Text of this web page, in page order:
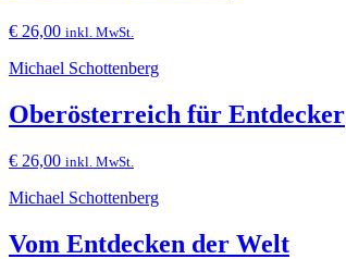
€ 26,00 inkl. MwSt.
Michael Schottenberg
Oberösterreich für Entdecker
€ 26,00 inkl. MwSt.
Michael Schottenberg
Vom Entdecken der Welt